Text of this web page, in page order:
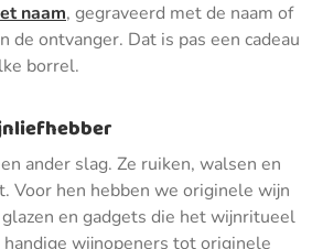
naam, gegraveerd met de naam of
de ontvanger. Dat is pas een cadeau
borrel.
ander slag. Ze ruiken, walsen en
Voor hen hebben we originele wijn
en gadgets die het wijnritueel
wijnopeners tot originele